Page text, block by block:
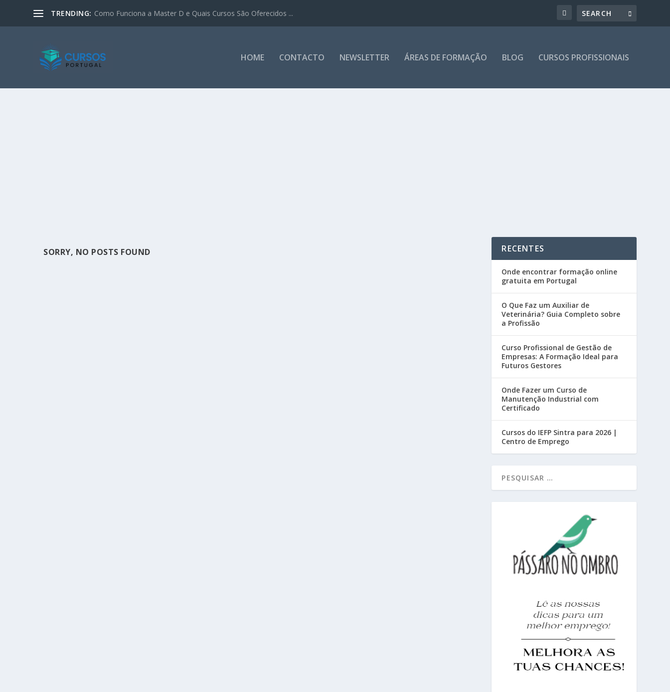
TRENDING: Como Funciona a Master D e Quais Cursos São Oferecidos ...
HOME CONTACTO NEWSLETTER ÁREAS DE FORMAÇÃO BLOG CURSOS PROFISSIONAIS
SORRY, NO POSTS FOUND RECENTES
Onde encontrar formação online
gratuita em Portugal
O Que Faz um Auxiliar de
Veterinária? Guia Completo sobre
a Profissão
Curso Profissional de Gestão de
Empresas: A Formação Ideal para
Futuros Gestores
Onde Fazer um Curso de
Manutenção Industrial com
Certificado
Cursos do IEFP Sintra para 2026 |
Centro de Emprego